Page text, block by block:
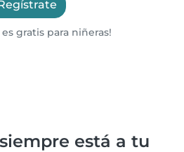
gratis para niñeras!
está a tu